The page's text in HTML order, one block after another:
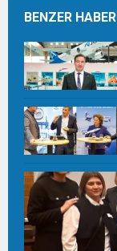
BENZER